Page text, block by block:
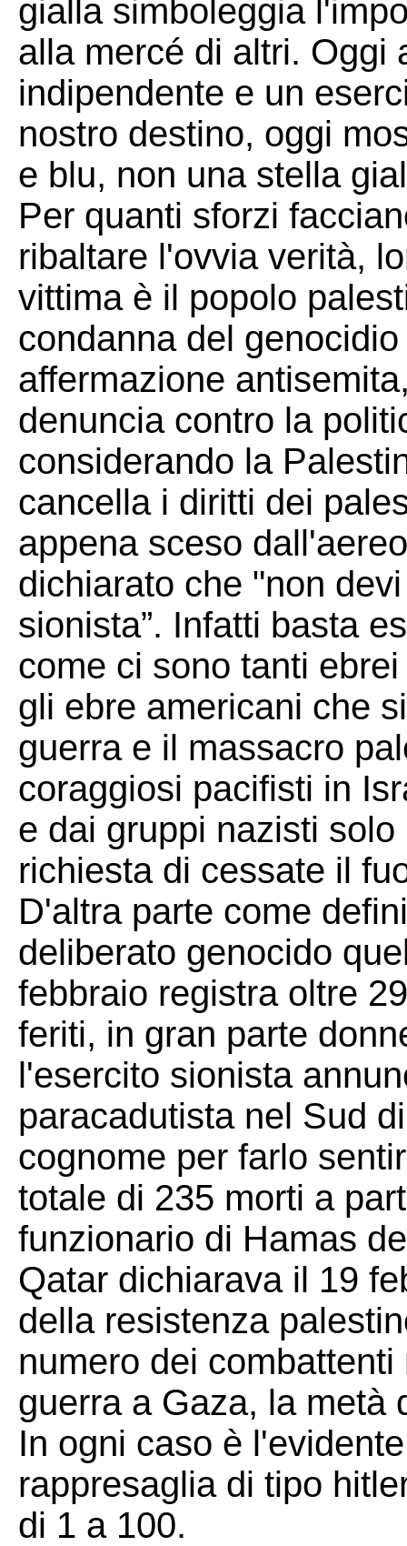
gialla simboleggia
alla mercé di altri. Oggi
indipendente e un
nostro destino, oggi
e blu, non una stella
Per quanti sforzi
ribaltare l'ovvia verità,
vittima è il popolo
condanna del
affermazione
denuncia contro la
considerando la
cancella i diritti dei
appena sceso
dichiarato che "non
sionista”. Infatti basta
come ci sono tanti
gli ebre americani che
guerra e il massacro
coraggiosi pacifisti in
e dai gruppi nazisti
richiesta di cessate il
D'altra parte come
deliberato genocido
febbraio registra oltre
feriti, in gran parte
l'esercito sionista
paracadutista nel Sud
cognome per farlo
totale di 235 morti a
funzionario di Hamas
Qatar dichiarava il 19
della resistenza
numero dei
guerra a Gaza, la metà
In ogni caso è
rappresaglia di tipo
di 1 a 100.